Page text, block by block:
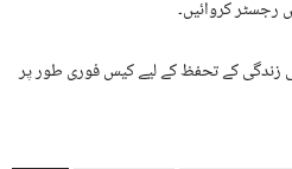
رجسٹر کروائیں۔
زندگی کے تحفظ کے لیے کیس فوری طور پر